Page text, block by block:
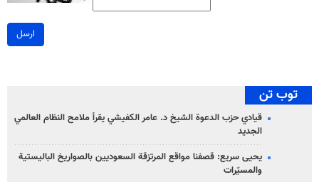
ارسل
توب تن
قيادي حزب الدعوة الشيخ د. عامر الكفيشي يقرأ ملامح النظام العالمي
الجديد
يحيى سريع: قصفنا مواقع المرتزقة السعوديين بالصواريخ الباليستية
والمسيّرات